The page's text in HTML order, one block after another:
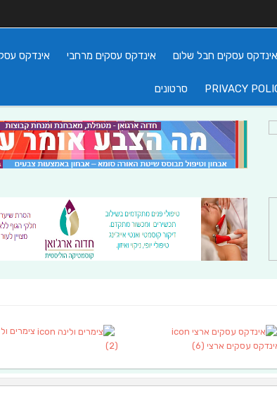
אינדקס עסקים חבל שלום אינדקס עסקים מרחבי אינדקס
PRIVACY סרטונים
עסקים ארצי (6)
צימרים
(2)